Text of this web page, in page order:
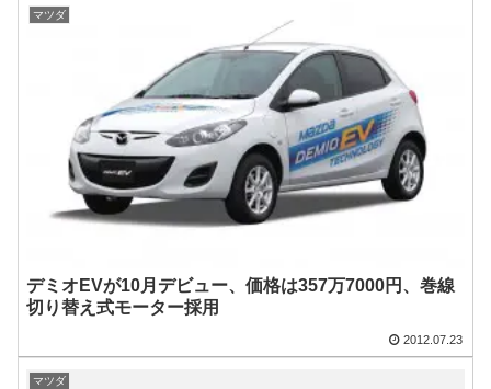
マツダ
デミオEVが10月デビュー、価格は357万7000円、巻線
切り替え式モーター採用
2012.07.23
マツダ